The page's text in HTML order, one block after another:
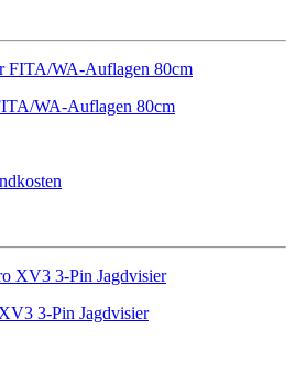
WA-Auflagen 80cm
3-Pin Jagdvisier